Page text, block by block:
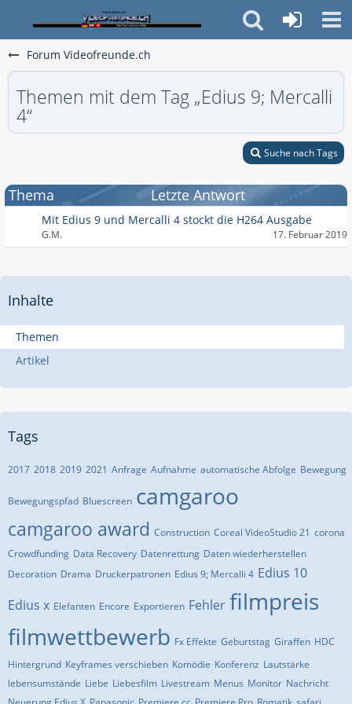
Forum Videofreunde.ch
Themen mit dem Tag „Edius 9; Mercalli
4“
Suche nach Tags
Thema Letzte Antwort
Mit Edius 9 und Mercalli 4 stockt die H264 Ausgabe
G.M. 17. Februar 2019
Inhalte
Themen
Artikel
Tags
2017 2018 2019 2021 Anfrage Aufnahme automatische Abfolge Bewegung
Bewegungspfad Bluescreen camgaroo
camgaroo award Construction Coreal VideoStudio 21 corona
Crowdfunding Data Recovery Datenrettung Daten wiederherstellen
Decoration Drama Druckerpatronen Edius 9; Mercalli 4 Edius 10
Edius x Elefanten Encore Exportieren Fehler filmpreis
filmwettbewerb Fx Effekte Geburtstag Giraffen HDC
Hintergrund Keyframes verschieben Komödie Konferenz Lautstärke
lebensumstände Liebe Liebesfilm Livestream Menus Monitor Nachricht